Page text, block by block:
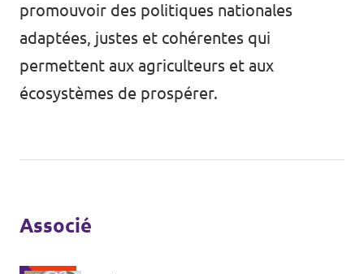
promouvoir des politiques nationales
adaptées, justes et cohérentes qui
permettent aux agriculteurs et aux
écosystèmes de prospérer.
Associé